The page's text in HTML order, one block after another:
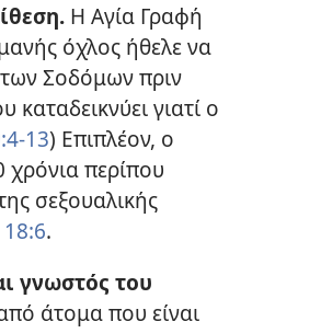
Η Αγία Γραφή
όχλος ήθελε να
Σοδόμων πριν
γιατί ο
​13) Επιπλέον, ο
περίπου
σεξουαλικής
18:6.
γνωστός του
άτομα που είναι